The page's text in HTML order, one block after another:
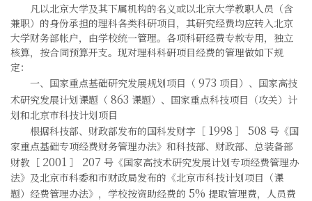
凡以北京大学及其下属机构的名义或以北京大学教职人员（含
兼职）的身份承担的理科各类科研项目，其研究经费均应转入北京
大学财务部帐户，由学校统一管理。各项科研经费专款专用，独立
核算，按合同预算开支。现对理科科研项目经费的管理做如下规
定：
一、国家重点基础研究发展规划项目（ 973 项目）、国家高技
术研究发展计划课题（ 863 课题）、国家重点科技项目（攻关）计
划和北京市科技计划项目
根据科技部、财政部发布的国科发财字［ 1998 ］ 508 号《国
家重点基础专项经费财务管理办法》和科技部、财政部、总装备部
财教［ 2001 ］ 207 号《国家高技术研究发展计划专项经费管理办
法》及北京市科委和市财政局发布的《北京市科技计划项目（课
题）经费管理办法》，学校按资助经费的 5% 提取管理费，人员费